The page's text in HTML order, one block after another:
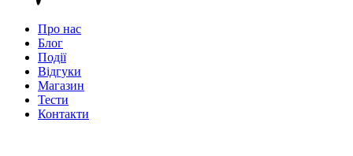
Про нас
Блог
Події
Відгуки
Магазин
Тести
Контакти